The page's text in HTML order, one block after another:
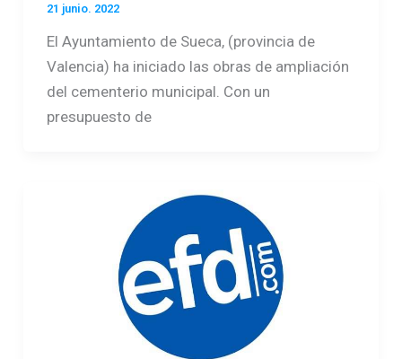
21 junio. 2022
El Ayuntamiento de Sueca, (provincia de
Valencia) ha iniciado las obras de ampliación
del cementerio municipal. Con un
presupuesto de